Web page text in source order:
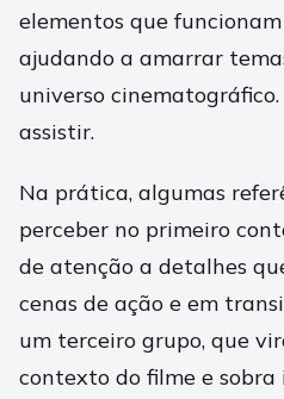
elementos que
ajudando a amarrar
universo
assistir.
Na prática, algumas
perceber no primeiro
de atenção a detalhes
cenas de ação e em
um terceiro grupo, que
contexto do filme e